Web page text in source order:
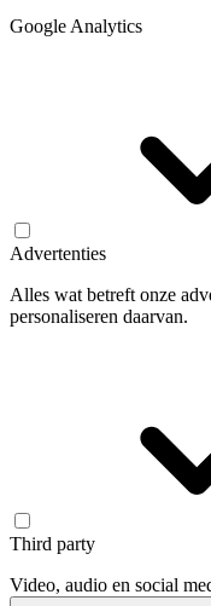
Google Analytics
Advertenties
Alles wat betreft onze
personaliseren daarvan.
Third party
Video, audio en social